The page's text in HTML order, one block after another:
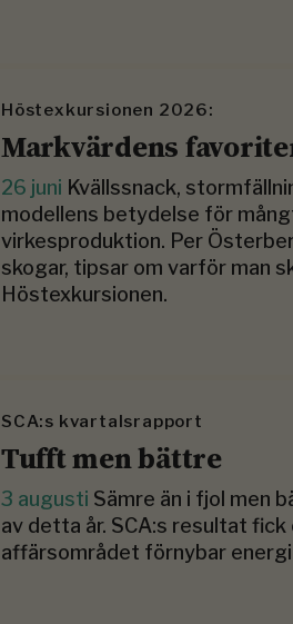
Höstexkursionen 2026:
Markvärdens
26 juni Kvällssnack,
modellens betydelse för
virkesproduktion. Per
skogar, tipsar om varför man
Höstexkursionen.
SCA:s kvartalsrapport
Tufft men bättre
3 augusti Sämre än i fjol men
av detta år. SCA:s resultat fick
affärsområdet förnybar